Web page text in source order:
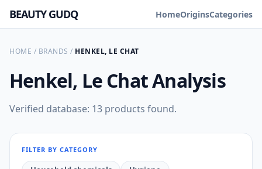
BEAUTY GUDQ HomeOriginsCategories
HOME / BRANDS / HENKEL, LE CHAT
Henkel, Le ChatAnalysis
Verified database: 13 products found.
FILTER BY CATEGORY